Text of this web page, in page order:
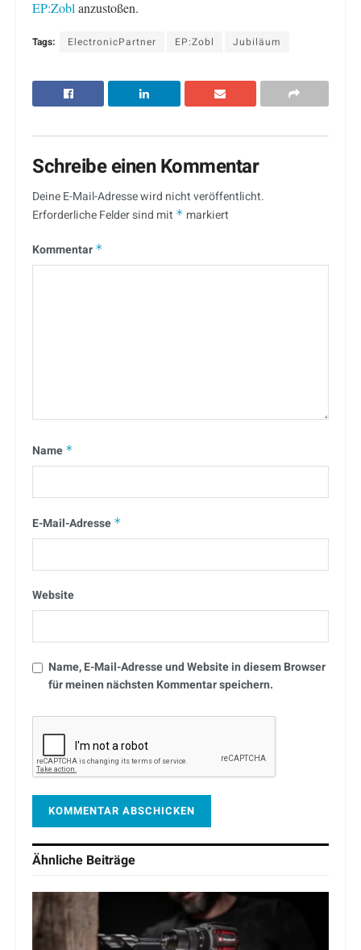
EP:Zobl anzustoßen.
Tags: ElectronicPartner EP:Zobl Jubiläum
Schreibe einen Kommentar
Deine E-Mail-Adresse wird nicht veröffentlicht.
Erforderliche Felder sind mit * markiert
Kommentar *
Name *
E-Mail-Adresse *
Website
Name, E-Mail-Adresse und Website in diesem Browser
für meinen nächsten Kommentar speichern.
Ähnliche Beiträge